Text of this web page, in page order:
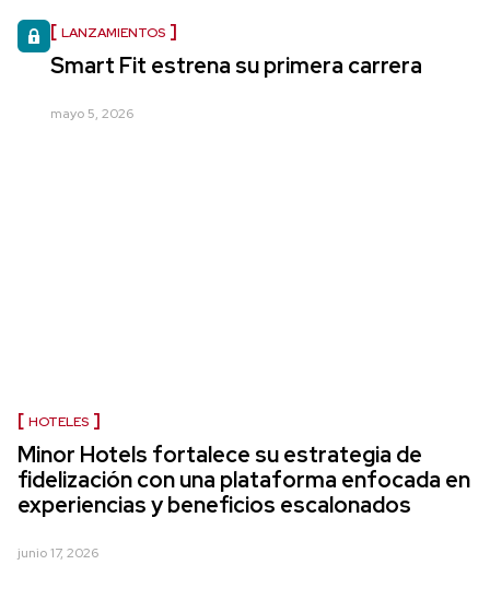
LANZAMIENTOS
Smart Fit estrena su primera carrera
mayo 5, 2026
HOTELES
Minor Hotels fortalece su estrategia de
fidelización con una plataforma enfocada en
experiencias y beneficios escalonados
junio 17, 2026